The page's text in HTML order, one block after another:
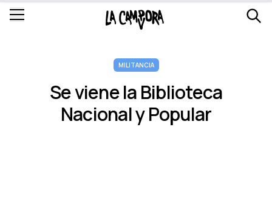
MILITANCIA
Se viene la Biblioteca
Nacional y Popular